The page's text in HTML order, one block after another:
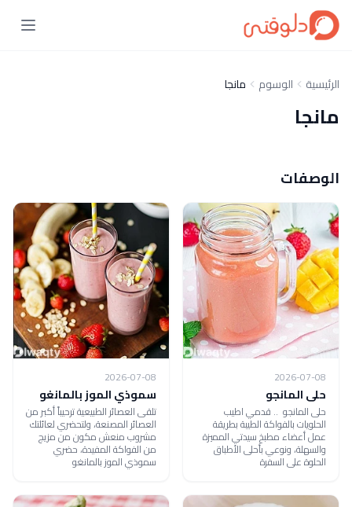
الرئيسية الوسوم مانجا
مانجا
الوصفات
2026-07-08
حلى المانجو
حلى المانجو .. قدمي اطيب
الحلويات بالفواكة الطيبة بطريقة
عمل أعضاء مطبخ سيدتي المميزة
والسهلة، ونوعي بأحلى الأطباق
الحلوة على السفرة
2026-07-08
سموذي الموز بالمانغو
تلقى العصائر الطبيعية ترحيباً أكبر من
العصائر المصنعة، ولتحضري لعائلتك
مشروب منعش مكون من مزيج
من الفواكة المفيدة، حضري
سموذي الموز بالمانغو